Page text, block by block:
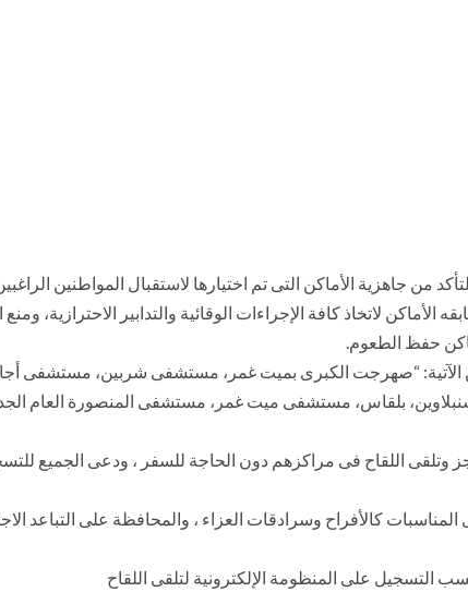
من جاهزية الأماكن التى تم اختيارها لاستقبال المواطنين
لاتخاذ كافة الإجراءات الوقائية والتدابير الاحترازية، ومنع
حفظ الطعوم.
كورونا بالأماكن الآتية: “صهرجت الكبرى بميت غمر، مستشفى شربين،
بلقاس، مستشفى ميت غمر، مستشفى المنصورة العام
وتلقى اللقاح فى مراكزهم دون الحاجة للسفر ، ودعى الجميع
كالأفراح وسرادقات العزاء ، والمحافظة على التباعد
التسجيل على المنظومة الإلكترونية لتلقى اللقاح